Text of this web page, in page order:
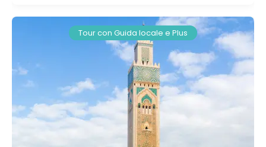
Tour con Guida locale e Plus